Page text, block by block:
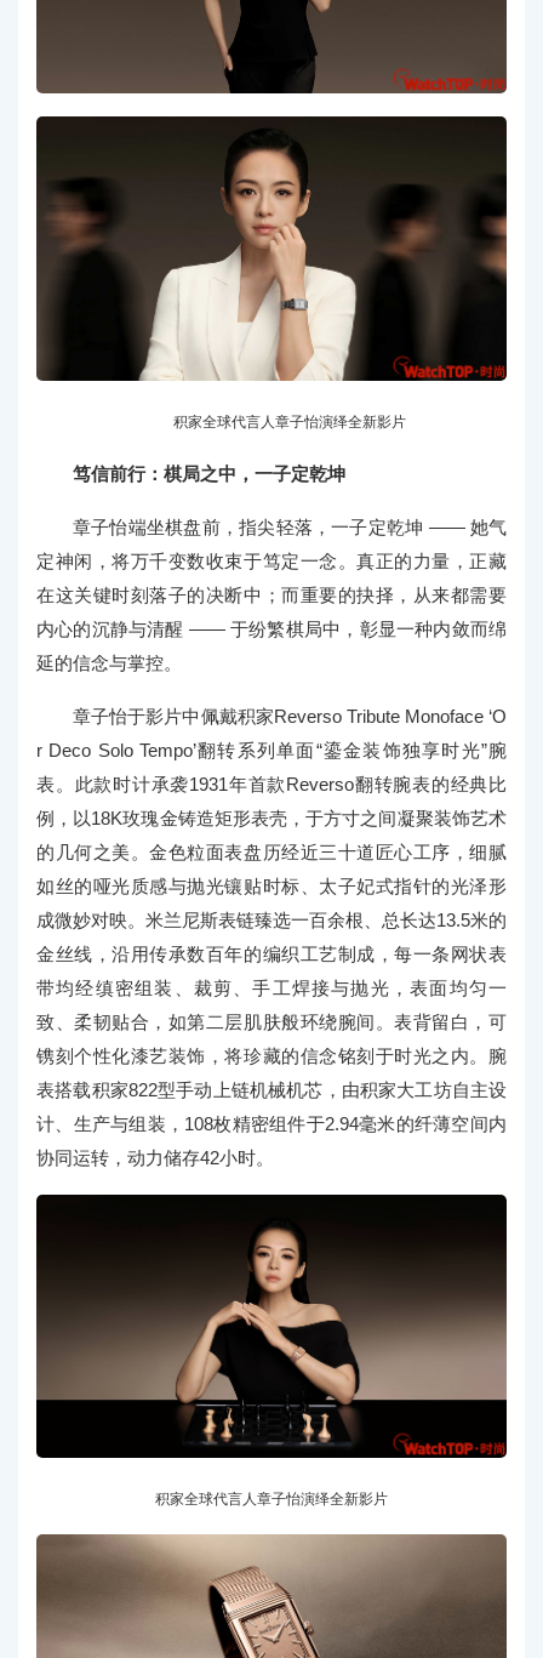
积家全球代言人章子怡演绎全新影片
笃信前行：棋局之中，一子定乾坤
章子怡端坐棋盘前，指尖轻落，一子定乾坤 —— 她气
定神闲，将万千变数收束于笃定一念。真正的力量，正藏
在这关键时刻落子的决断中；而重要的抉择，从来都需要
内心的沉静与清醒 —— 于纷繁棋局中，彰显一种内敛而绵
延的信念与掌控。
章子怡于影片中佩戴积家Reverso Tribute Monoface ‘O
r Deco Solo Tempo’翻转系列单面“鎏金装饰独享时光”腕
表。此款时计承袭1931年首款Reverso翻转腕表的经典比
例，以18K玫瑰金铸造矩形表壳，于方寸之间凝聚装饰艺术
的几何之美。金色粒面表盘历经近三十道匠心工序，细腻
如丝的哑光质感与抛光镶贴时标、太子妃式指针的光泽形
成微妙对映。米兰尼斯表链臻选一百余根、总长达13.5米的
金丝线，沿用传承数百年的编织工艺制成，每一条网状表
带均经缜密组装、裁剪、手工焊接与抛光，表面均匀一
致、柔韧贴合，如第二层肌肤般环绕腕间。表背留白，可
镌刻个性化漆艺装饰，将珍藏的信念铭刻于时光之内。腕
表搭载积家822型手动上链机械机芯，由积家大工坊自主设
计、生产与组装，108枚精密组件于2.94毫米的纤薄空间内
协同运转，动力储存42小时。
积家全球代言人章子怡演绎全新影片